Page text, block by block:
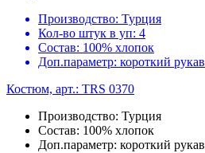
Производство: Турция
Кол-во штук в уп: 4
Состав: 100% хлопок
Доп.параметр: короткий рукав
Костюм, арт.: TRS 0370
Производство: Турция
Состав: 100% хлопок
Доп.параметр: короткий рукав